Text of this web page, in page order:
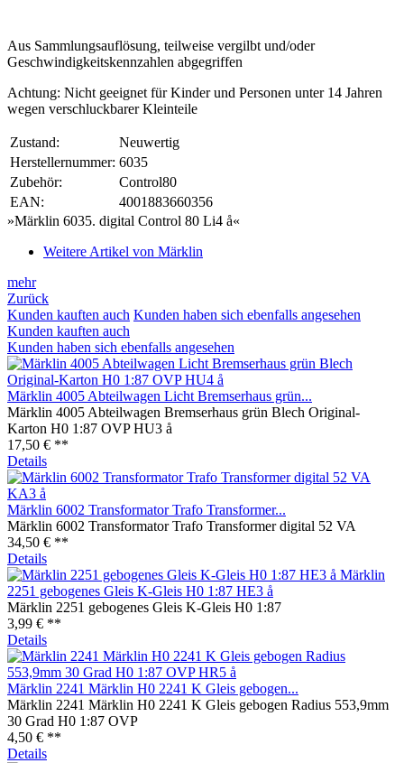
Aus Sammlungsauflösung, teilweise vergilbt und/oder
Geschwindigkeitskennzahlen abgegriffen
Achtung: Nicht geeignet für Kinder und Personen unter 14 Jahren
wegen verschluckbarer Kleinteile
Zustand:
Neuwertig
Herstellernummer: 6035
Zubehör:
Control80
EAN:
4001883660356
»Märklin 6035. digital Control 80 Li4 å«
Weitere Artikel von Märklin
mehr
Zurück
Kunden kauften auch Kunden haben sich ebenfalls angesehen
Kunden kauften auch
Kunden haben sich ebenfalls angesehen
Märklin 4005 Abteilwagen Licht Bremserhaus grün...
Märklin 4005 Abteilwagen Bremserhaus grün Blech Original-
Karton H0 1:87 OVP HU3 å
17,50 € **
Details
Märklin 6002 Transformator Trafo Transformer...
Märklin 6002 Transformator Trafo Transformer digital 52 VA
34,50 € **
Details
Märklin
2251 gebogenes Gleis K-Gleis H0 1:87 HE3 å
Märklin 2251 gebogenes Gleis K-Gleis H0 1:87
3,99 € **
Details
Märklin 2241 Märklin H0 2241 K Gleis gebogen...
Märklin 2241 Märklin H0 2241 K Gleis gebogen Radius 553,9mm
30 Grad H0 1:87 OVP
4,50 € **
Details